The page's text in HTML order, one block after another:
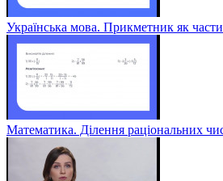
Українська мова. Прикметник як
Математика. Ділення раціональних